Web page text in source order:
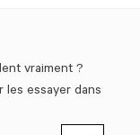
vraiment ?
les essayer dans